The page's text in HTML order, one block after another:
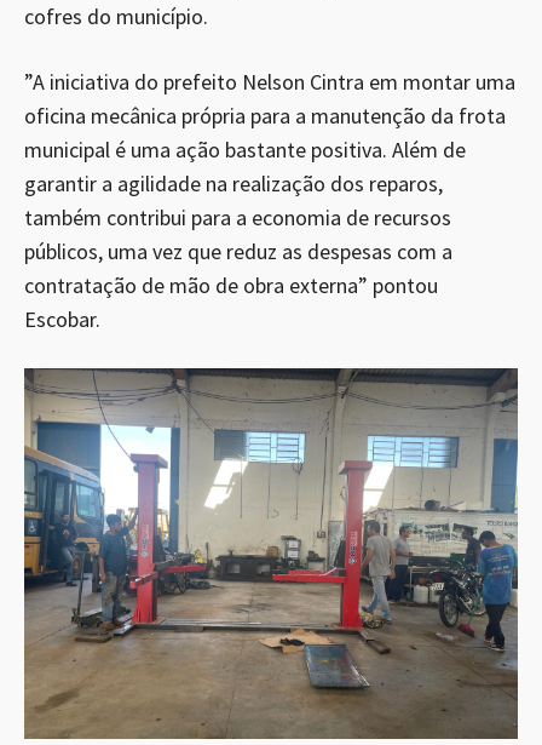
cofres do município.
”A iniciativa do prefeito Nelson Cintra em montar uma
oficina mecânica própria para a manutenção da frota
municipal é uma ação bastante positiva. Além de
garantir a agilidade na realização dos reparos,
também contribui para a economia de recursos
públicos, uma vez que reduz as despesas com a
contratação de mão de obra externa” pontou
Escobar.